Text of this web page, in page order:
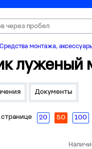
Средства монтажа,
луженый
Документы
странице 20 50 100